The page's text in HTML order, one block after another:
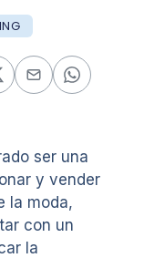
ser una
y vender
la moda,
con un
la